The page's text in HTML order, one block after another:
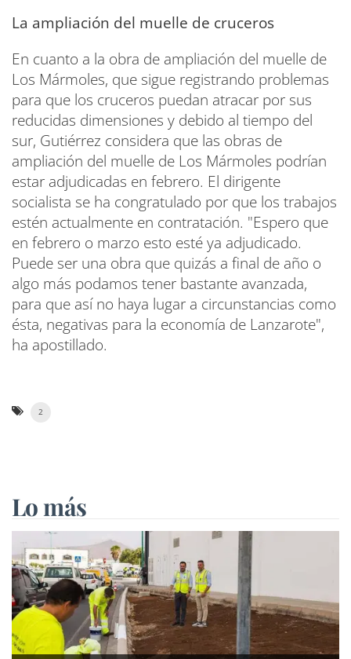
La ampliación del muelle de cruceros
En cuanto a la obra de ampliación del muelle de
Los Mármoles, que sigue registrando problemas
para que los cruceros puedan atracar por sus
reducidas dimensiones y debido al tiempo del
sur, Gutiérrez considera que las obras de
ampliación del muelle de Los Mármoles podrían
estar adjudicadas en febrero. El dirigente
socialista se ha congratulado por que los trabajos
estén actualmente en contratación. "Espero que
en febrero o marzo esto esté ya adjudicado.
Puede ser una obra que quizás a final de año o
algo más podamos tener bastante avanzada,
para que así no haya lugar a circunstancias como
ésta, negativas para la economía de Lanzarote",
ha apostillado.
2
Lo más